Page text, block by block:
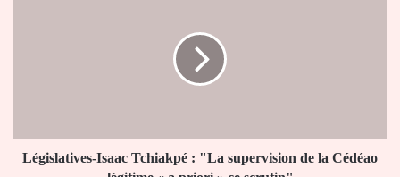
Cédéao
légitime
Législatives-Isaac Tchiakpé : "La supervision de la Cédéao